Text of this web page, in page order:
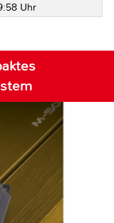
Uhr